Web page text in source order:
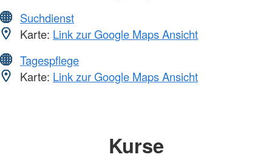
Suchdienst
Karte: Link zur Google Maps Ansicht
Tagespflege
Karte: Link zur Google Maps Ansicht
Kurse